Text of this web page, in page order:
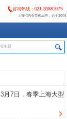
咨询热线： 021-55881075
上海招聘会首选品牌，始于2009
月7日，春季上海大型